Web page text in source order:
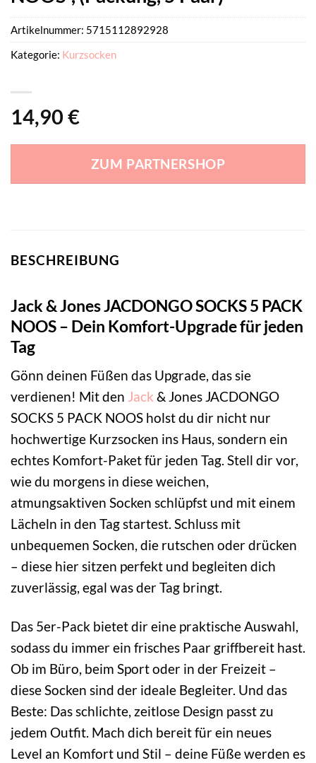
14,90 €
ZUM PARTNERSHOP
Artikelnummer: 5715112892928
Kategorie: Kurzsocken
BESCHREIBUNG
Jack & Jones JACDONGO SOCKS 5 PACK
NOOS – Dein Komfort-Upgrade für jeden
Tag
Gönn deinen Füßen das Upgrade, das sie
verdienen! Mit den Jack & Jones JACDONGO
SOCKS 5 PACK NOOS holst du dir nicht nur
hochwertige Kurzsocken ins Haus, sondern ein
echtes Komfort-Paket für jeden Tag. Stell dir vor,
wie du morgens in diese weichen,
atmungsaktiven Socken schlüpfst und mit einem
Lächeln in den Tag startest. Schluss mit
unbequemen Socken, die rutschen oder drücken
– diese hier sitzen perfekt und begleiten dich
zuverlässig, egal was der Tag bringt.
Das 5er-Pack bietet dir eine praktische Auswahl,
sodass du immer ein frisches Paar griffbereit hast.
Ob im Büro, beim Sport oder in der Freizeit –
diese Socken sind der ideale Begleiter. Und das
Beste: Das schlichte, zeitlose Design passt zu
jedem Outfit. Mach dich bereit für ein neues
Level an Komfort und Stil – deine Füße werden es